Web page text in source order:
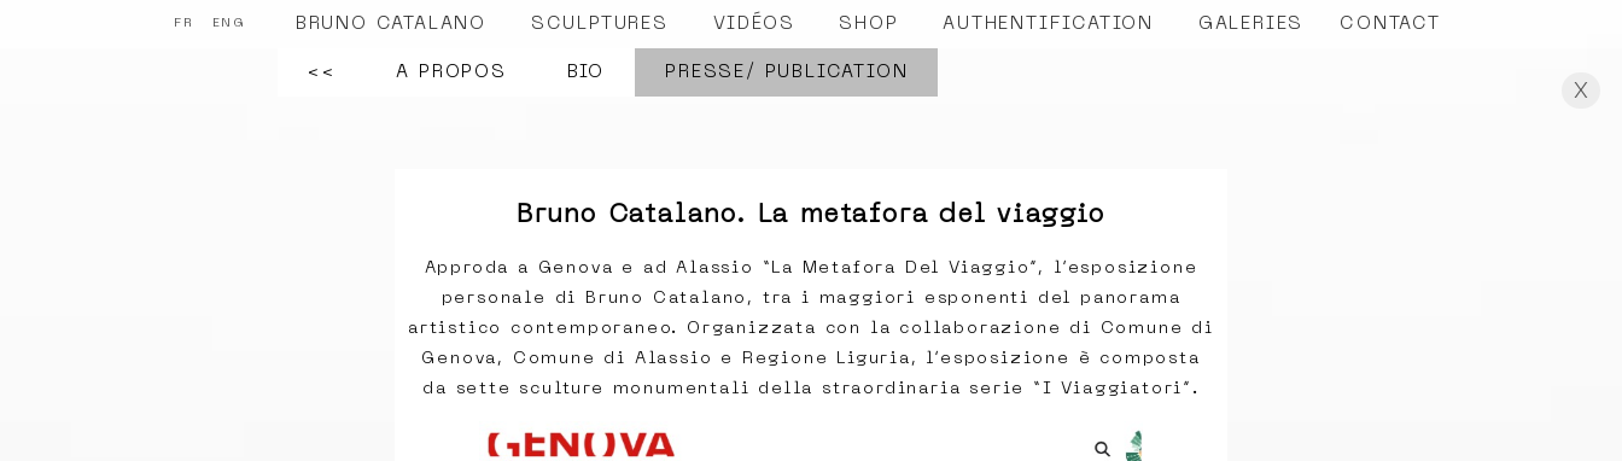
FR ENG BRUNO CATALANO
<< A PROPOS BIO PRESSE/ PUBLICATION
SCULPTURES VIDÉOS SHOP AUTHENTIFICATION GALERIES CONTACT
X
Bruno Catalano. La metafora del viaggio
Approda a Genova e ad Alassio “La Metafora Del Viaggio”, l’esposizione
personale di Bruno Catalano, tra i maggiori esponenti del panorama
artistico contemporaneo. Organizzata con la collaborazione di Comune di
Genova, Comune di Alassio e Regione Liguria, l’esposizione è composta
da sette sculture monumentali della straordinaria serie “I Viaggiatori”.